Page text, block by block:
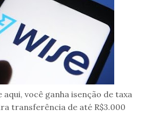
aqui, você ganha isenção de taxa
transferência de até R$3.000